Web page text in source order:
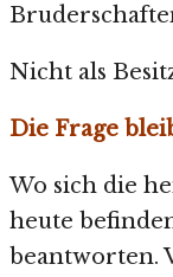
Nicht als
Die Frage
Wo sich die
heute
beantworten.